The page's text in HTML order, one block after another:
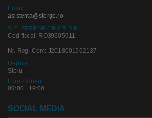
Email
asistenta@sterge.ro
S.C. STERGE ORICE S.R.L.
Cod fiscal: RO39605911
Nr. Reg. Com: J2018001962137
Depozit:
Sibiu
Luni - Vineri:
09:00 - 18:00
SOCIAL MEDIA